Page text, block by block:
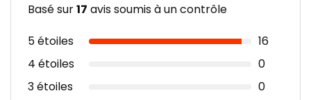
Basé sur17 avis soumis à un contrôle
5 étoiles
16
4 étoiles
0
3 étoiles
0